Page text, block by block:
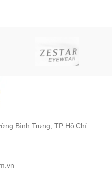
Bình Trưng, TP Hồ Chí